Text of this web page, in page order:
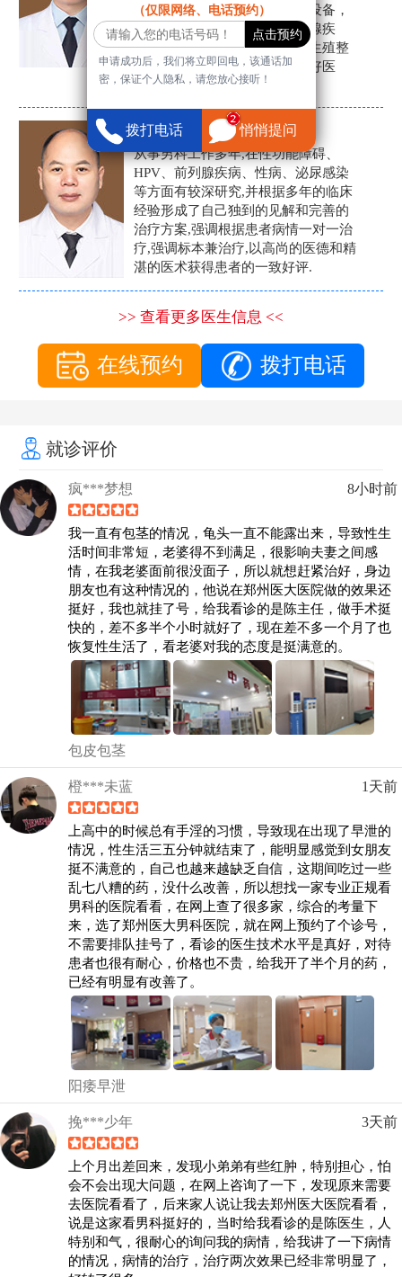
运用国内外先进的医学技术和设备，
科学诊疗各类阳痿早泄、前列腺疾
病、射精障碍、性病、HPV、生殖整
形等疾病，是患者非常信赖的好医
生。
张营富
男科主任
从事男科工作多年,在性功能障碍、
HPV、前列腺疾病、性病、泌尿感染
等方面有较深研究,并根据多年的临床
经验形成了自己独到的见解和完善的
治疗方案,强调根据患者病情一对一治
疗,强调标本兼治疗,以高尚的医德和精
湛的医术获得患者的一致好评.
>> 查看更多医生信息 <<
在线预约 拨打电话
就诊评价
疯***梦想 8小时前
我一直有包茎的情况，龟头一直不能露出来，导致性生
活时间非常短，老婆得不到满足，很影响夫妻之间感
情，在我老婆面前很没面子，所以就想赶紧治好，身边
朋友也有这种情况的，他说在郑州医大医院做的效果还
挺好，我也就挂了号，给我看诊的是陈主任，做手术挺
快的，差不多半个小时就好了，现在差不多一个月了也
恢复性生活了，看老婆对我的态度是挺满意的。
包皮包茎
橙***未蓝 1天前
上高中的时候总有手淫的习惯，导致现在出现了早泄的
情况，性生活三五分钟就结束了，能明显感觉到女朋友
挺不满意的，自己也越来越缺乏自信，这期间吃过一些
乱七八糟的药，没什么改善，所以想找一家专业正规看
男科的医院看看，在网上查了很多家，综合的考量下
来，选了郑州医大男科医院，就在网上预约了个诊号，
不需要排队挂号了，看诊的医生技术水平是真好，对待
患者也很有耐心，价格也不贵，给我开了半个月的药，
已经有明显有改善了。
阳痿早泄
挽***少年 3天前
上个月出差回来，发现小弟弟有些红肿，特别担心，怕
会不会出现大问题，在网上咨询了一下，发现原来需要
去医院看看了，后来家人说让我去郑州医大医院看看，
说是这家看男科挺好的，当时给我看诊的是陈医生，人
特别和气，很耐心的询问我的病情，给我讲了一下病情
的情况，病情的治疗，治疗两次效果已经非常明显了，
（仅限网络、电话预约）
申请成功后，我们将立即回电，该通话加
密，保证个人隐私，请您放心接听！
拨打电话 悄悄提问